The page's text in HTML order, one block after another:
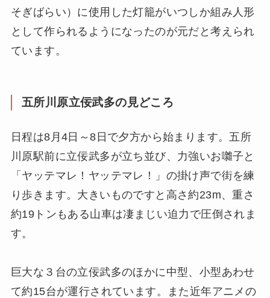
そぎばらい）に使用した灯籠がいつしか組み人形
として作られるようになったのが元だと考えられ
ています。
五所川原立佞武多の見どころ
日程は8月4日～8日で夕方から始まります。五所
川原駅前に立佞武多が立ち並び、力強いお囃子と
「ヤッテマレ！ヤッテマレ！」の掛け声で街を練
り歩きます。大きいものですと高さ約23m、重さ
約19トンもある山車は凄まじい迫力で圧倒されま
す。
巨大な３台の立佞武多のほかに中型、小型あわせ
て約15台が運行されています。また近年アニメの